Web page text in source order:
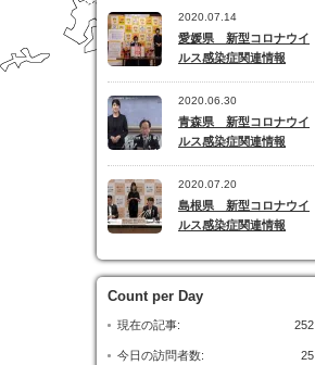
2020.07.14
愛媛県 新型コロナウイ
ルス感染症関連情報
2020.06.30
青森県 新型コロナウイ
ルス感染症関連情報
2020.07.20
島根県 新型コロナウイ
ルス感染症関連情報
Count per Day
252
現在の記事:
25
今日の訪問者数: